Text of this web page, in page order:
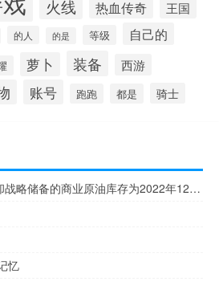
火线 热血传奇 王国
的人 的是 等级 自己的
萝卜 装备 西游
账号 跑跑 都是 骑士
美国至8月25日当周除却战略储备的商业原油库存为2022年12月30日当周以来最低
忆